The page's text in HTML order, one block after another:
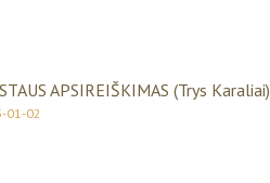
APSIREIŠKIMAS (Trys Karaliai)
01-02